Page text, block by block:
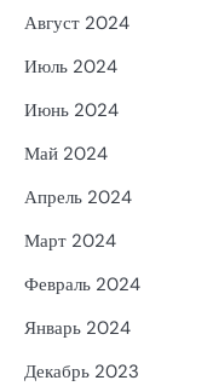
Август 2024
Июль 2024
Июнь 2024
Май 2024
Апрель 2024
Март 2024
Февраль 2024
Январь 2024
Декабрь 2023